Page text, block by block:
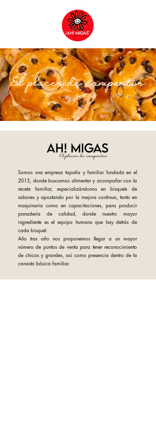
Somos una empresa tapatía y familiar fundada en el
2013, donde buscamos alimentar y acompañar con la
receta familiar, especializándonos en bisquets de
sabores y apostando por la mejora continua, tanto en
maquinaria como en capacitaciones, para producir
panadería de calidad, donde nuestro mayor
ingrediente es el equipo humano que hay detrás de
cada bisquet.
Año tras año nos proponemos llegar a un mayor
número de puntos de venta para tener reconocimiento
de chicos y grandes, así como presencia dentro de la
canasta básica familiar.